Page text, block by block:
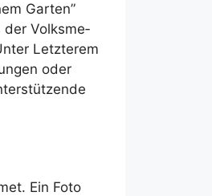
Gar­ten”
der Volks­me­
Letz­te­rem
oder
Ein Foto